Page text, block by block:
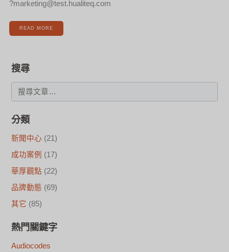
?marketing@test.hualiteq.com
READ MORE
搜尋
分類
新聞中心 (21)
成功案例 (17)
華厚觀點 (22)
品牌動態 (69)
其它 (85)
熱門關鍵字
Audiocodes